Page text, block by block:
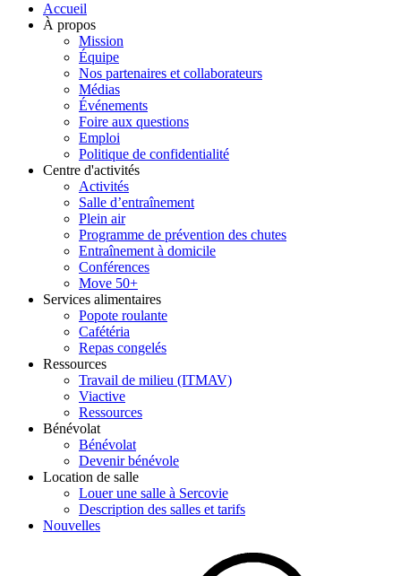
Accueil
À propos
Mission
Équipe
Nos partenaires et collaborateurs
Médias
Événements
Foire aux questions
Emploi
Politique de confidentialité
Centre d'activités
Activités
Salle d’entraînement
Plein air
Programme de prévention des chutes
Entraînement à domicile
Conférences
Move 50+
Services alimentaires
Popote roulante
Cafétéria
Repas congelés
Ressources
Travail de milieu (ITMAV)
Viactive
Ressources
Bénévolat
Bénévolat
Devenir bénévole
Location de salle
Louer une salle à Sercovie
Description des salles et tarifs
Nouvelles